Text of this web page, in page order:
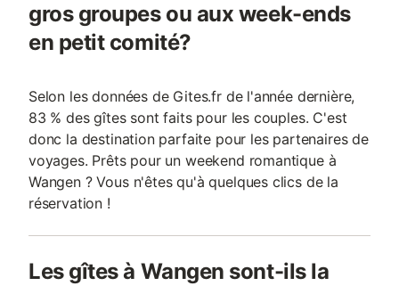
gros groupes ou aux week-ends
en petit comité?
Selon les données de Gites.fr de l'année dernière,
83 % des gîtes sont faits pour les couples. C'est
donc la destination parfaite pour les partenaires de
voyages. Prêts pour un weekend romantique à
Wangen ? Vous n'êtes qu'à quelques clics de la
réservation !
Les gîtes à Wangen sont-ils la